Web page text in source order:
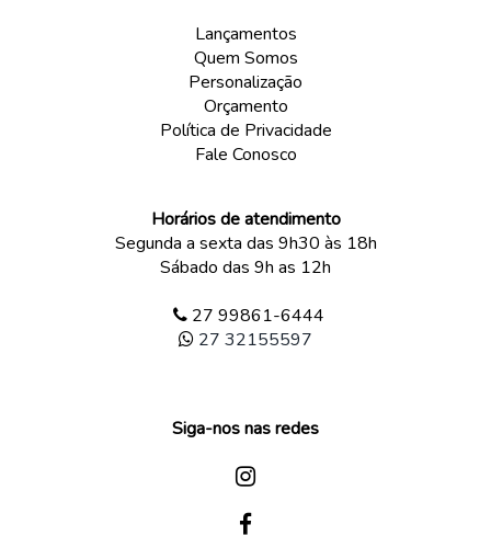
Lançamentos
Quem Somos
Personalização
Orçamento
Política de Privacidade
Fale Conosco
Horários de atendimento
Segunda a sexta das 9h30 às 18h
Sábado das 9h as 12h
27 99861-6444
27 32155597
Siga-nos nas redes